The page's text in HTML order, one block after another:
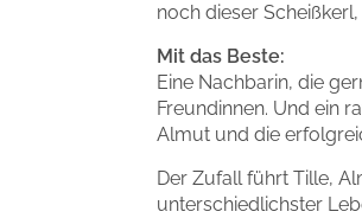
noch dieser
Mit das Beste:
Eine Nachbarin, die
Freundinnen. Und ein
Almut und die
Der Zufall führt Tille,
unterschiedlichster